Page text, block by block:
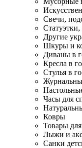
Свечи,
Другие
Шкуры и
Диваны в
Кресла в
Стулья в
Часы для
Ковры
Товары
Лыжи и
Санки